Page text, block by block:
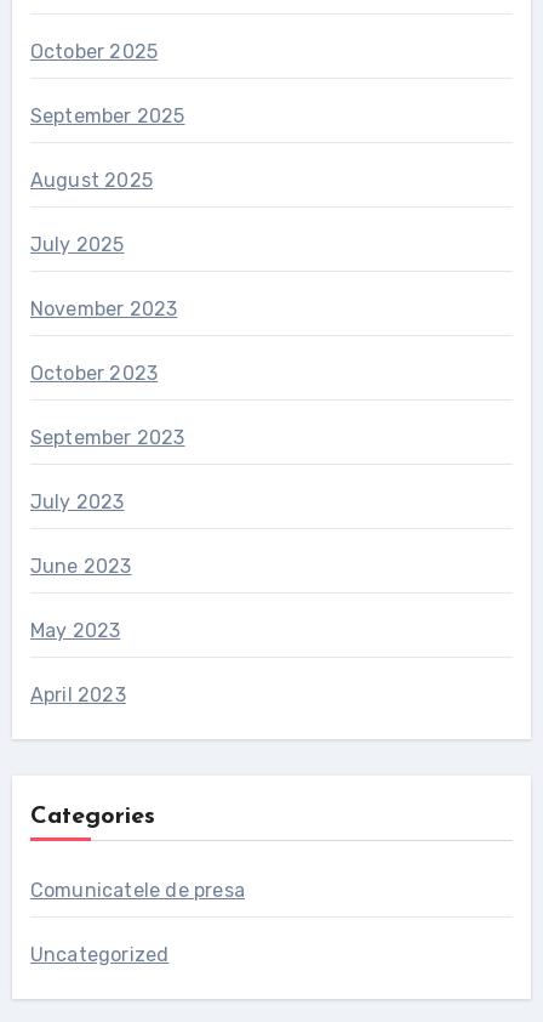
October 2025
September 2025
August 2025
July 2025
November 2023
October 2023
September 2023
July 2023
June 2023
May 2023
April 2023
Categories
Comunicatele de presa
Uncategorized